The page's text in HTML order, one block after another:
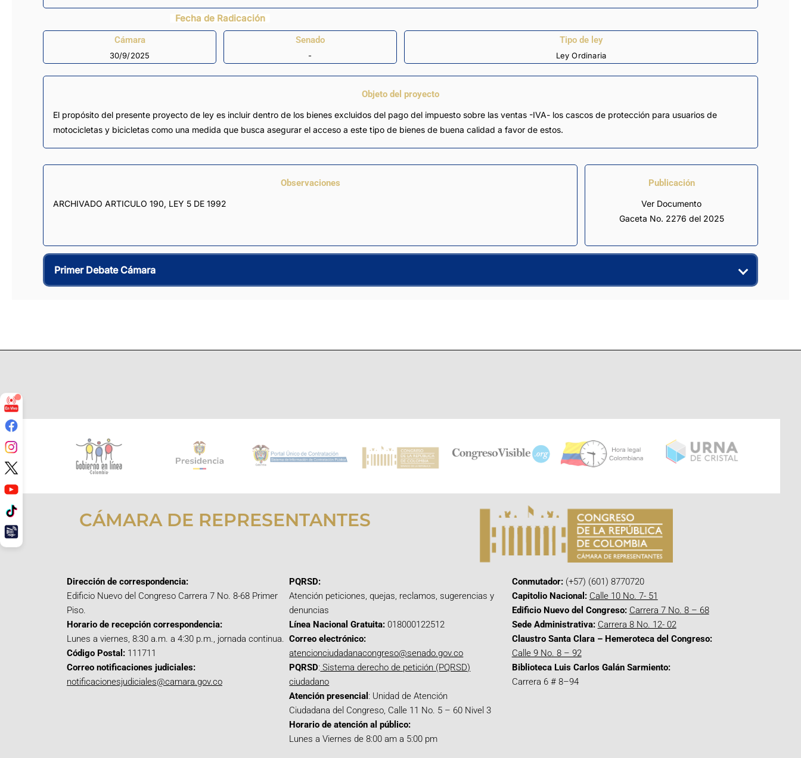
Fecha de Radicación
Cámara
30/9/2025
Senado
-
Tipo de ley
Ley Ordinaria
Objeto del proyecto
El propósito del presente proyecto de ley es incluir dentro de los bienes excluidos del pago del impuesto sobre las ventas -IVA- los cascos de protección para usuarios de
motocicletas y bicicletas como una medida que busca asegurar el acceso a este tipo de bienes de buena calidad a favor de estos.
Observaciones
ARCHIVADO ARTICULO 190, LEY 5 DE 1992
Publicación
Ver Documento
Gaceta No. 2276 del 2025
Primer Debate Cámara
CÁMARA DE REPRESENTANTES
Dirección de correspondencia:
Edificio Nuevo del Congreso Carrera 7 No. 8-68 Primer
Piso.
Horario de recepción correspondencia:
Lunes a viernes, 8:30 a.m. a 4:30 p.m., jornada continua.
Código Postal: 111711
Correo notificaciones judiciales:
notificacionesjudiciales@camara.gov.co
PQRSD:
Atención peticiones, quejas, reclamos, sugerencias y
denuncias
Línea Nacional Gratuita: 018000122512
Correo electrónico:
atencionciudadanacongreso@senado.gov.co
PQRSD: Sistema derecho de petición (PQRSD)
ciudadano
Atención presencial : Unidad de Atención
Ciudadana del Congreso, Calle 11 No. 5 – 60 Nivel 3
Horario de atención al público:
Lunes a Viernes de 8:00 am a 5:00 pm
Conmutador:(+57) (601) 8770720
Capitolio Nacional: Calle 10 No. 7- 51
Edificio Nuevo del Congreso: Carrera 7 No. 8 – 68
Sede Administrativa: Carrera 8 No. 12- 02
Claustro Santa Clara – Hemeroteca del Congreso:
Calle 9 No. 8 – 92
Biblioteca Luis Carlos Galán Sarmiento:
Carrera 6 # 8–94